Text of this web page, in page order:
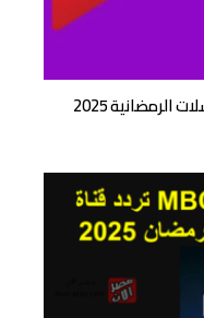
تردد قناة ON دراما كيف تتابع المسلسلات الرمضانية 2025